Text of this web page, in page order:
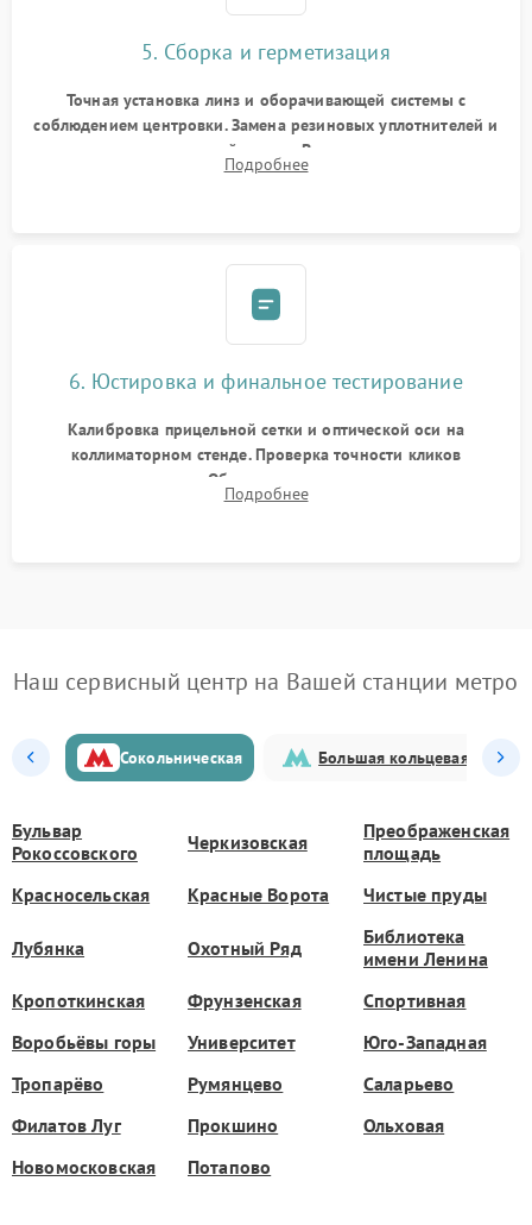
5. Сборка и герметизация
Точная установка линз и оборачивающей системы с
соблюдением центровки. Замена резиновых уплотнителей и
нанесение влагозащитной смазки. Вакуумирование корпуса
и заполнение его осушенным азотом или аргоном для
Подробнее
6. Юстировка и финальное тестирование
Калибровка прицельной сетки и оптической оси на
коллиматорном стенде. Проверка точности кликов
механизма поправок. Обязательное испытание прицела на
ударном стенде для проверки устойчивости к отдаче и
Подробнее
Наш сервисный центр на Вашей станции метро
Сокольническая Большая кольцевая
Бульвар
Рокоссовского
Черкизовская
Преображенская
площадь
Красносельская
Красные Ворота Чистые пруды
Лубянка Охотный Ряд
Библиотека
имени Ленина
Кропоткинская
Фрунзенская
Спортивная
Воробьёвы горы
Университет
Юго-Западная
Тропарёво
Румянцево
Саларьево
Филатов Луг
Прокшино
Ольховая
Новомосковская
Потапово